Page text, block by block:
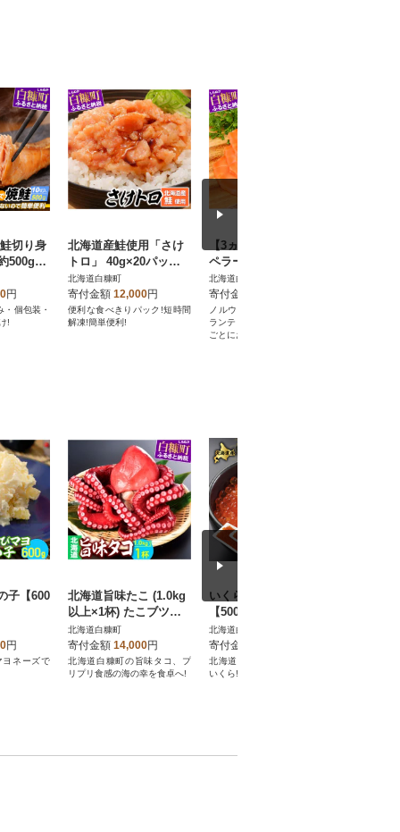
切り身
500g】
円
・個包装・
!
北海道産鮭使用「さけ
トロ」 40g×20パック
(タレ付) 便利な食べき
りパック
北海道白糠町
寄付金額 12,000円
便利な食べきりパック!短時間
解凍!簡単便利!
【3ヵ月毎定期便】エン
ペラーサーモン【900
g】全4回
北海道白糠町
寄付金額
ノルウェーで養殖されるアト
ランティックサーモンを3か月
ごとにお届けします。
子【600
円
ヨネーズで
北海道旨味たこ (1.0kg
以上×1杯) たこブツも
オススメ
北海道白糠町
寄付金額 14,000円
北海道白糠町の旨味タコ、プ
リプリ食感の海の幸を食卓へ!
いくら醤油漬け(鮭卵)
【500g】
北海道白糠町
寄付金額
北海道産天然秋鮭を使用した
いくら!